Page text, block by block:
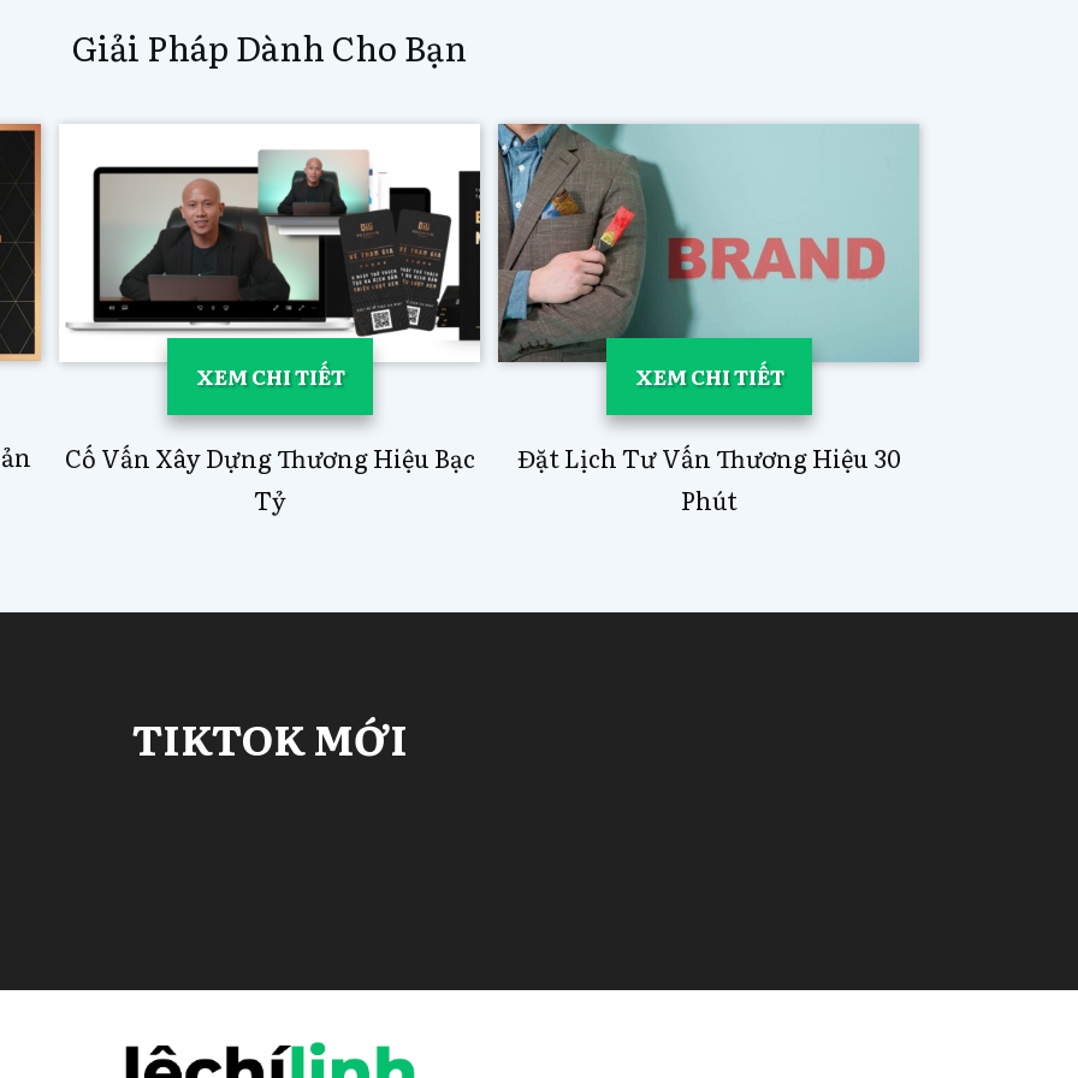
Giải Pháp Dành Cho Bạn
XEM CHI TIẾT
Cố Vấn Xây Dựng Thương Hiệu Bạc
Tỷ
XEM CHI TIẾT
Đặt Lịch Tư Vấn Thương Hiệu 30
Phút
TIKTOK MỚI